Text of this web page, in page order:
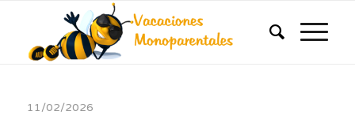
11/02/2026